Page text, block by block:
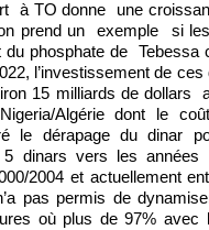
à TO donne une
prend un exemple si
du phosphate de Tebessa
l’investissement de
15 milliards de dollars
Algérie dont le
le dérapage du dinar
5 dinars vers les années
2004 et actuellement
pas permis de
où plus de 97%